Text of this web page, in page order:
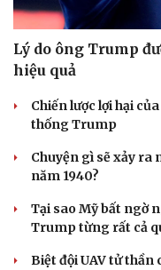
Lý do ông Trump
hiệu quả
Chiến lược lợi hại
thống Trump
Chuyện gì sẽ xảy ra
năm 1940?
Tại sao Mỹ bất ngờ
Trump từng rất cả
Biệt đội UAV tử